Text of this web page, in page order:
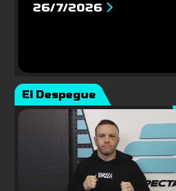
26/7/2026
El Despegue